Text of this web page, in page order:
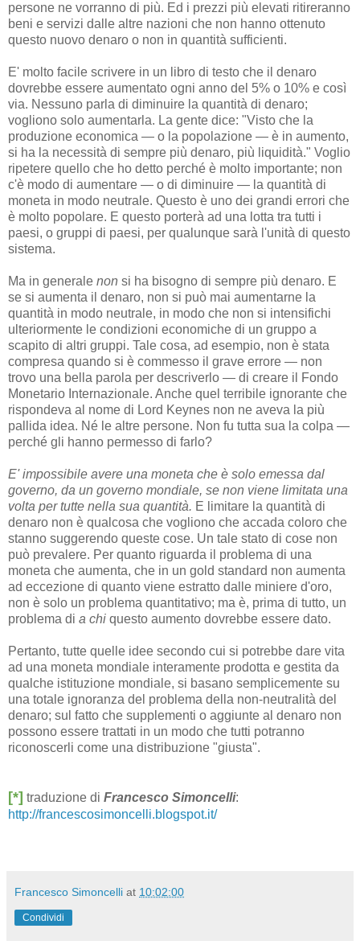
persone ne vorranno di più. Ed i prezzi più elevati ritireranno
beni e servizi dalle altre nazioni che non hanno ottenuto
questo nuovo denaro o non in quantità sufficienti.
E' molto facile scrivere in un libro di testo che il denaro
dovrebbe essere aumentato ogni anno del 5% o 10% e così
via. Nessuno parla di diminuire la quantità di denaro;
vogliono solo aumentarla. La gente dice: "Visto che la
produzione economica — o la popolazione — è in aumento,
si ha la necessità di sempre più denaro, più liquidità." Voglio
ripetere quello che ho detto perché è molto importante; non
c'è modo di aumentare — o di diminuire — la quantità di
moneta in modo neutrale. Questo è uno dei grandi errori che
è molto popolare. E questo porterà ad una lotta tra tutti i
paesi, o gruppi di paesi, per qualunque sarà l'unità di questo
sistema.
Ma in generale non si ha bisogno di sempre più denaro. E
se si aumenta il denaro, non si può mai aumentarne la
quantità in modo neutrale, in modo che non si intensifichi
ulteriormente le condizioni economiche di un gruppo a
scapito di altri gruppi. Tale cosa, ad esempio, non è stata
compresa quando si è commesso il grave errore — non
trovo una bella parola per descriverlo — di creare il Fondo
Monetario Internazionale. Anche quel terribile ignorante che
rispondeva al nome di Lord Keynes non ne aveva la più
pallida idea. Né le altre persone. Non fu tutta sua la colpa —
perché gli hanno permesso di farlo?
E' impossibile avere una moneta che è solo emessa dal
governo, da un governo mondiale, se non viene limitata una
volta per tutte nella sua quantità. E limitare la quantità di
denaro non è qualcosa che vogliono che accada coloro che
stanno suggerendo queste cose. Un tale stato di cose non
può prevalere. Per quanto riguarda il problema di una
moneta che aumenta, che in un gold standard non aumenta
ad eccezione di quanto viene estratto dalle miniere d'oro,
non è solo un problema quantitativo; ma è, prima di tutto, un
problema di a chi questo aumento dovrebbe essere dato.
Pertanto, tutte quelle idee secondo cui si potrebbe dare vita
ad una moneta mondiale interamente prodotta e gestita da
qualche istituzione mondiale, si basano semplicemente su
una totale ignoranza del problema della non-neutralità del
denaro; sul fatto che supplementi o aggiunte al denaro non
possono essere trattati in un modo che tutti potranno
riconoscerli come una distribuzione "giusta".
[*] traduzione di Francesco Simoncelli:
http://francescosimoncelli.blogspot.it/
Francesco Simoncelli at 10:02:00
Condividi